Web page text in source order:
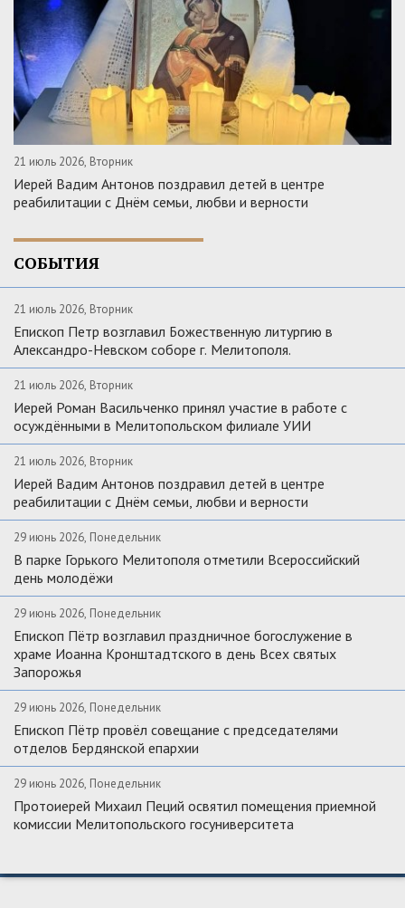
21 июль 2026, Вторник
Иерей Вадим Антонов поздравил детей в центре
реабилитации с Днём семьи, любви и верности
СОБЫТИЯ
21 июль 2026, Вторник
Епископ Петр возглавил Божественную литургию в
Александро-Невском соборе г. Мелитополя.
21 июль 2026, Вторник
Иерей Роман Васильченко принял участие в работе с
осуждёнными в Мелитопольском филиале УИИ
21 июль 2026, Вторник
Иерей Вадим Антонов поздравил детей в центре
реабилитации с Днём семьи, любви и верности
29 июнь 2026, Понедельник
В парке Горького Мелитополя отметили Всероссийский
день молодёжи
29 июнь 2026, Понедельник
Епископ Пётр возглавил праздничное богослужение в
храме Иоанна Кронштадтского в день Всех святых
Запорожья
29 июнь 2026, Понедельник
Епископ Пётр провёл совещание с председателями
отделов Бердянской епархии
29 июнь 2026, Понедельник
Протоиерей Михаил Пеций освятил помещения приемной
комиссии Мелитопольского госуниверситета